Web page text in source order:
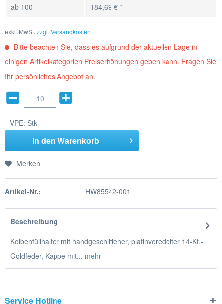
ab 100 184,69 € *
exkl. MwSt. zzgl. Versandkosten
Bitte beachten Sie, dass es aufgrund der aktuellen Lage in
einigen Artikelkategorien Preiserhöhungen geben kann. Fragen Sie
Ihr persönliches Angebot an.
VPE: Stk
In den Warenkorb
Merken
Artikel-Nr.: HW85542-001
Beschreibung
Kolbenfüllhalter mit handgeschliffener, platinveredelter 14-Kt.-
Goldfeder, Kappe mit... mehr
Service Hotline